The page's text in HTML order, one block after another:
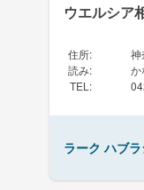
ウエルシア
住所:
神
読み:
か
TEL :
ラーク ハブ